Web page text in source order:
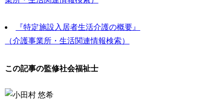
『特定施設入居者生活介護の概要』
（介護事業所・生活関連情報検索）
この記事の監修社会福祉士